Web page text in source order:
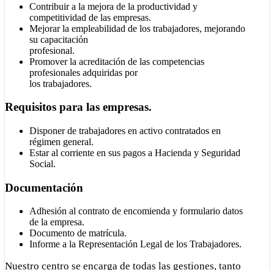
Contribuir a la mejora de la productividad y
competitividad de las empresas.
Mejorar la empleabilidad de los trabajadores, mejorando
su capacitación
profesional.
Promover la acreditación de las competencias
profesionales adquiridas por
los trabajadores.
Requisitos para las empresas.
Disponer de trabajadores en activo contratados en
régimen general.
Estar al corriente en sus pagos a Hacienda y Seguridad
Social.
Documentación
Adhesión al contrato de encomienda y formulario datos
de la empresa.
Documento de matrícula.
Informe a la Representación Legal de los Trabajadores.
Nuestro centro se encarga de todas las gestiones, tanto